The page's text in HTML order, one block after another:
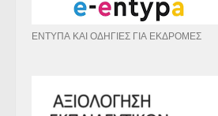
ΕΝΤΥΠΑ ΚΑΙ ΟΔΗΓΙΕΣ ΓΙΑ ΕΚΔΡΟΜΕΣ